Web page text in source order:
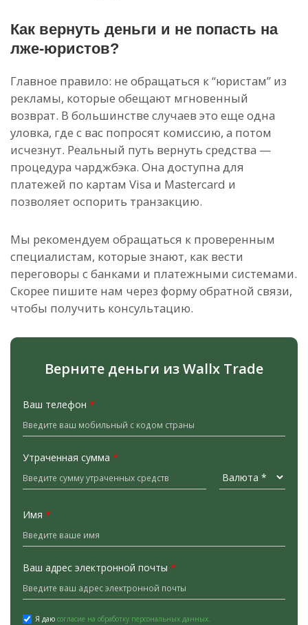
Как вернуть деньги и не попасть на
лже-юристов?
Главное правило: не обращаться к “юристам” из
рекламы, которые обещают мгновенный
возврат. В большинстве случаев это еще одна
уловка, где с вас попросят комиссию, а потом
исчезнут. Реальный путь вернуть средства —
процедура чарджбэка. Она доступна для
платежей по картам Visa и Mastercard и
позволяет оспорить транзакцию.
Мы рекомендуем обращаться к проверенным
специалистам, которые знают, как вести
переговоры с банками и платежными системами.
Скорее пишите нам через форму обратной связи,
чтобы получить консультацию.
Верните деньги из Wallx Trade
Ваш телефон *
Утраченная сумма *
Имя *
Ваш адрес электронной почты *
Я даю согласие на обработку персональных данных.